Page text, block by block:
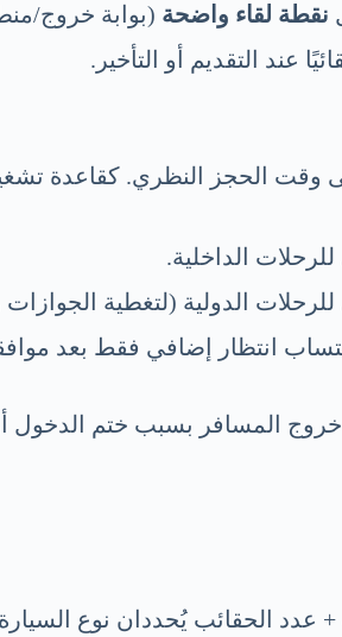
نقطة لقاء واضحة (بوابة خروج/
عند التقديم أو التأخير.
وقت الحجز النظري. كقاعدة
الداخلية.
الدولية (لتغطية الجوازات
انتظار إضافي فقط بعد
المسافر بسبب ختم الدخول
الحقائب يُحددان نوع